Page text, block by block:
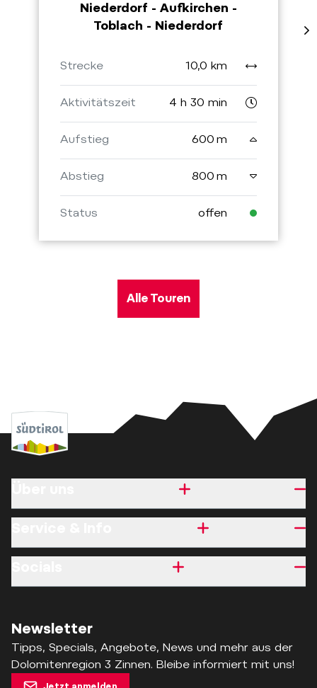
Niederdorf - Aufkirchen -
Toblach - Niederdorf
Strecke 10,0 km
Aktivitätszeit 4 h 30 min
Aufstieg 600 m
Abstieg 800 m
Status offen
Alle Touren
Newsletter
Tipps, Specials, Angebote, News und mehr aus der
Dolomitenregion 3 Zinnen. Bleibe informiert mit uns!